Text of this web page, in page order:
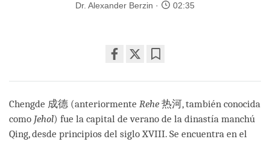
Dr. Alexander Berzin 02:35
on
Chengde 成德 (anteriormente Rehe 热河, también conocida
como Jehol) fue la capital de verano de la dinastía manchú
Qing, desde principios del siglo XVIII. Se encuentra en el